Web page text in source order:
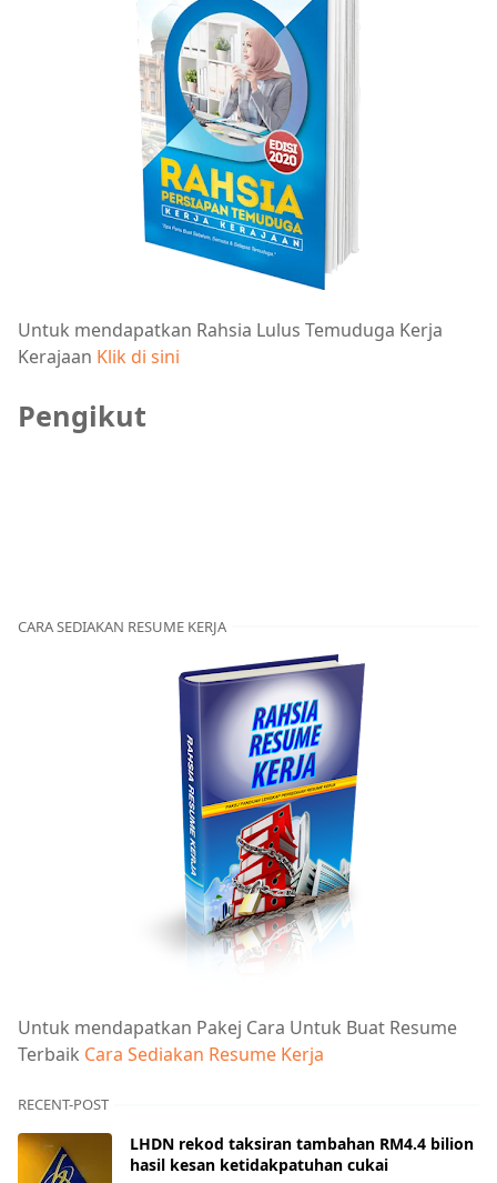
Untuk mendapatkan Rahsia Lulus Temuduga Kerja
Kerajaan Klik di sini
Pengikut
CARA SEDIAKAN RESUME KERJA
Untuk mendapatkan Pakej Cara Untuk Buat Resume
Terbaik Cara Sediakan Resume Kerja
RECENT-POST
LHDN rekod taksiran tambahan RM4.4 bilion
hasil kesan ketidakpatuhan cukai